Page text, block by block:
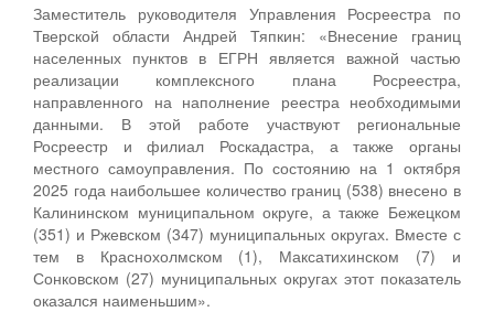
Заместитель руководителя Управления Росреестра по
Тверской области Андрей Тяпкин: «Внесение границ
населенных пунктов в ЕГРН является важной частью
реализации комплексного плана Росреестра,
направленного на наполнение реестра необходимыми
данными. В этой работе участвуют региональные
Росреестр и филиал Роскадастра, а также органы
местного самоуправления. По состоянию на 1 октября
2025 года наибольшее количество границ (538) внесено в
Калининском муниципальном округе, а также Бежецком
(351) и Ржевском (347) муниципальных округах. Вместе с
тем в Краснохолмском (1), Максатихинском (7) и
Сонковском (27) муниципальных округах этот показатель
оказался наименьшим».